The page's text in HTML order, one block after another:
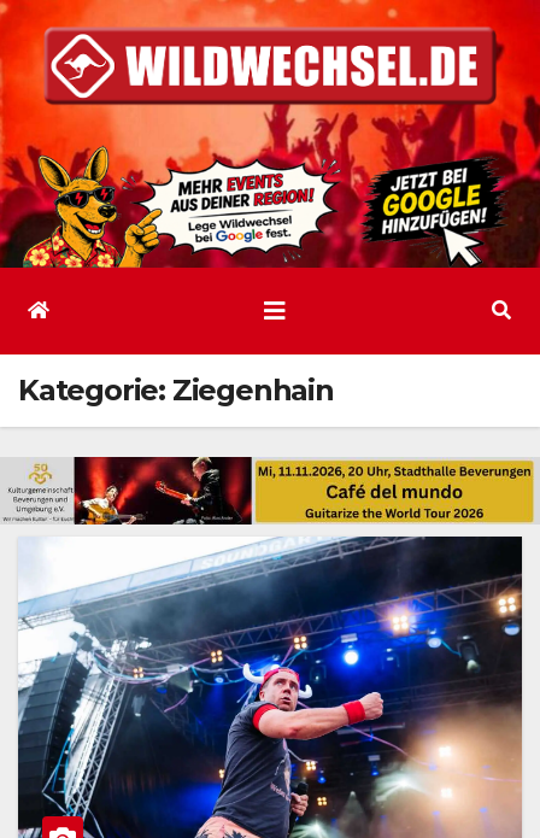
Inhalt
springen
Kategorie: Ziegenhain